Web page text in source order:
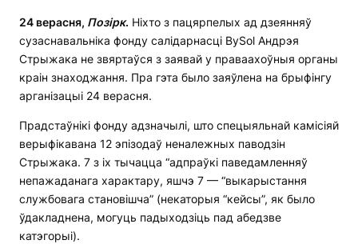
24 верасня, Позірк. Ніхто з пацярпелых ад дзеянняў
сузаснавальніка фонду салідарнасці BySol Андрэя
Стрыжака не звяртаўся з заявай у праваахоўныя органы
краін знаходжання. Пра гэта было заяўлена на брыфінгу
арганізацыі 24 верасня.
Прадстаўнікі фонду адзначылі, што спецыяльнай камісіяй
верыфікавана 12 эпізодаў неналежных паводзін
Стрыжака. 7 з іх тычацца “адпраўкі паведамленняў
непажаданага характару, яшчэ 7 — “выкарыстання
службовага становішча” (некаторыя “кейсы”, як было
ўдакладнена, могуць падыходзіць пад абедзве
катэгорыі).